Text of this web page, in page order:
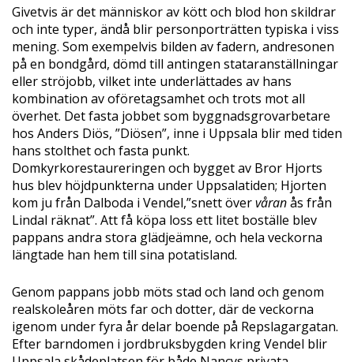
Givetvis är det människor av kött och blod hon skildrar
och inte typer, ändå blir personporträtten typiska i viss
mening. Som exempelvis bilden av fadern, andresonen
på en bondgård, dömd till antingen stataranställningar
eller ströjobb, vilket inte underlättades av hans
kombination av oföretagsamhet och trots mot all
överhet. Det fasta jobbet som byggnadsgrovarbetare
hos Anders Diös, ”Diösen”, inne i Uppsala blir med tiden
hans stolthet och fasta punkt.
Domkyrkorestaureringen och bygget av Bror Hjorts
hus blev höjdpunkterna under Uppsalatiden; Hjorten
kom ju från Dalboda i Vendel,”snett övervåranås från
Lindal räknat”. Att få köpa loss ett litet boställe blev
pappans andra stora glädjeämne, och hela veckorna
längtade han hem till sina potatisland.
Genom pappans jobb möts stad och land och genom
realskoleåren möts far och dotter, där de veckorna
igenom under fyra år delar boende på Repslagargatan.
Efter barndomen i jordbruksbygden kring Vendel blir